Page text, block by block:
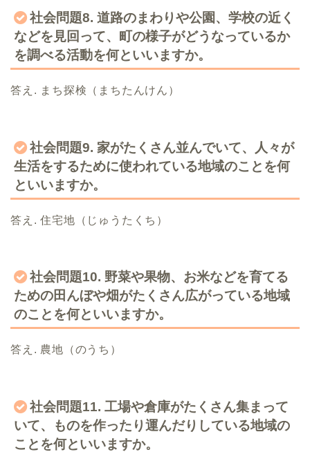
社会問題8. 道路のまわりや公園、学校の近く
などを見回って、町の様子がどうなっているか
を調べる活動を何といいますか。
答え. まち探検（まちたんけん）
社会問題9. 家がたくさん並んでいて、人々が
生活をするために使われている地域のことを何
といいますか。
答え. 住宅地（じゅうたくち）
社会問題10. 野菜や果物、お米などを育てる
ための田んぼや畑がたくさん広がっている地域
のことを何といいますか。
答え. 農地（のうち）
社会問題11. 工場や倉庫がたくさん集まって
いて、ものを作ったり運んだりしている地域の
ことを何といいますか。